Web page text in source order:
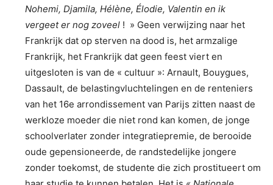
Nohemi, Djamila, Hélène, Élodie, Valentin en ik
vergeet er nog zoveel ! » Geen verwijzing naar het
Frankrijk dat op sterven na dood is, het armzalige
Frankrijk, het Frankrijk dat geen feest viert en
uitgesloten is van de « cultuur »: Arnault, Bouygues,
Dassault, de belastingvluchtelingen en de renteniers
van het 16e arrondissement van Parijs zitten naast de
werkloze moeder die niet rond kan komen, de jonge
schoolverlater zonder integratiepremie, de berooide
oude gepensioneerde, de randstedelijke jongere
zonder toekomst, de studente die zich prostitueert om